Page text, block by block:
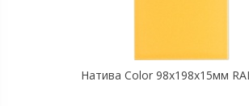
Натива Color 98х198х15мм